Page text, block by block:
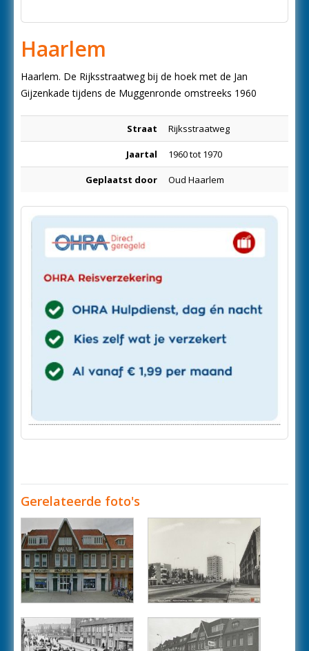
Haarlem
Haarlem. De Rijksstraatweg bij de hoek met de Jan
Gijzenkade tijdens de Muggenronde omstreeks 1960
Straat Rijksstraatweg
Jaartal 1960 tot 1970
Geplaatst door Oud Haarlem
Gerelateerde foto's